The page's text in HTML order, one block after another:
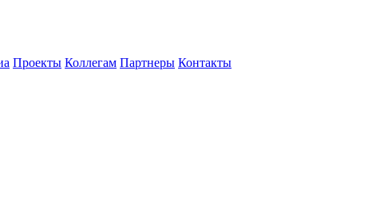
Проекты Коллегам Партнеры Контакты